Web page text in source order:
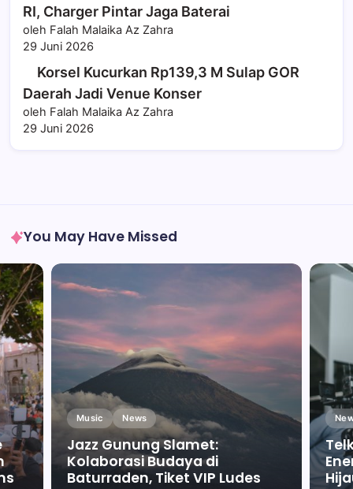
RI, Charger Pintar Jaga Baterai
oleh Falah Malaika Az Zahra
29 Juni 2026
Korsel Kucurkan Rp139,3 M Sulap GOR
Daerah Jadi Venue Konser
oleh Falah Malaika Az Zahra
29 Juni 2026
You May Have Missed
Music News
Jazz Gunung Slamet:
Kolaborasi Budaya di
Baturraden, Tiket VIP Ludes